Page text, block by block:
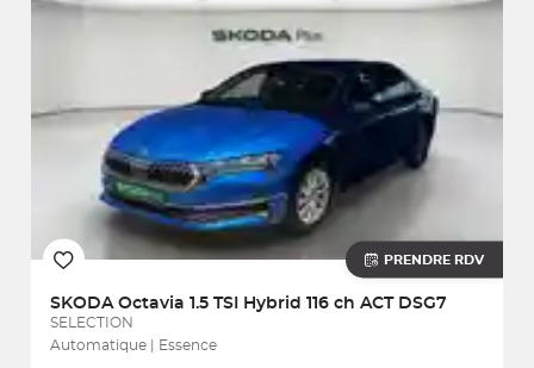
PRENDRE RDV
SKODA Octavia 1.5 TSI Hybrid 116 ch ACT DSG7
SELECTION
Automatique | Essence